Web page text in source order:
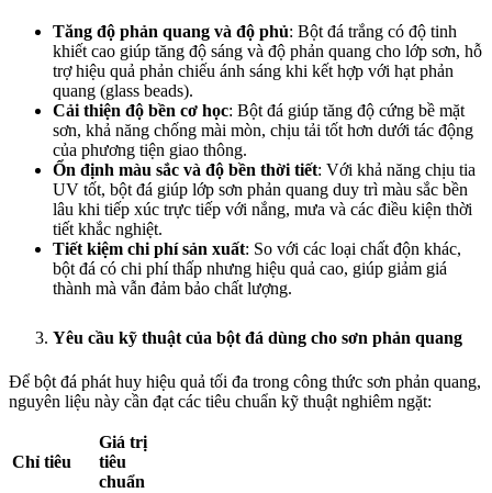
Tăng độ phản quang và độ phủ: Bột đá trắng có độ tinh
khiết cao giúp tăng độ sáng và độ phản quang cho lớp sơn, hỗ
trợ hiệu quả phản chiếu ánh sáng khi kết hợp với hạt phản
quang (glass beads).
Cải thiện độ bền cơ học: Bột đá giúp tăng độ cứng bề mặt
sơn, khả năng chống mài mòn, chịu tải tốt hơn dưới tác động
của phương tiện giao thông.
Ổn định màu sắc và độ bền thời tiết: Với khả năng chịu tia
UV tốt, bột đá giúp lớp sơn phản quang duy trì màu sắc bền
lâu khi tiếp xúc trực tiếp với nắng, mưa và các điều kiện thời
tiết khắc nghiệt.
Tiết kiệm chi phí sản xuất: So với các loại chất độn khác,
bột đá có chi phí thấp nhưng hiệu quả cao, giúp giảm giá
thành mà vẫn đảm bảo chất lượng.
Yêu cầu kỹ thuật của bột đá dùng cho sơn phản quang
Để bột đá phát huy hiệu quả tối đa trong công thức sơn phản quang,
nguyên liệu này cần đạt các tiêu chuẩn kỹ thuật nghiêm ngặt:
Chỉ tiêu
Giá trị
tiêu
chuẩn